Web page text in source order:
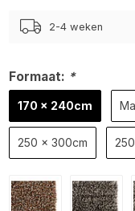
2-4 weken
Formaat: *
170 x 240cm
250 x 300cm